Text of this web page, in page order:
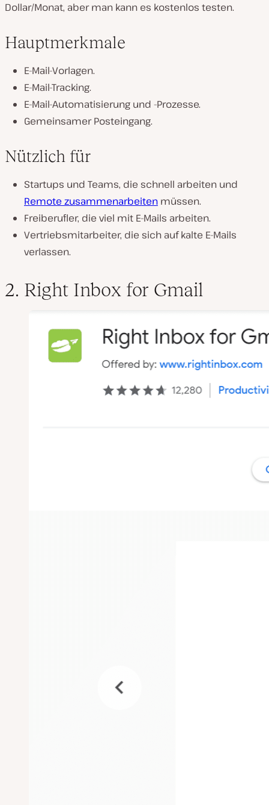
Dollar/Monat, aber man kann es kostenlos testen.
Hauptmerkmale
E-Mail-Vorlagen.
E-Mail-Tracking.
E-Mail-Automatisierung und -Prozesse.
Gemeinsamer Posteingang.
Nützlich für
Startups und Teams, die schnell arbeiten und
Remote zusammenarbeiten müssen.
Freiberufler, die viel mit E-Mails arbeiten.
Vertriebsmitarbeiter, die sich auf kalte E-Mails
verlassen.
2. Right Inbox for Gmail